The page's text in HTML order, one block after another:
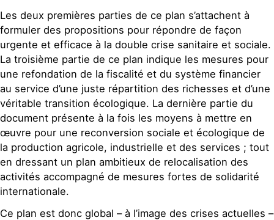
Les deux premières parties de ce plan s’attachent à
formuler des propositions pour répondre de façon
urgente et efficace à la double crise sanitaire et sociale.
La troisième partie de ce plan indique les mesures pour
une refondation de la fiscalité et du système financier
au service d’une juste répartition des richesses et d’une
véritable transition écologique. La dernière partie du
document présente à la fois les moyens à mettre en
œuvre pour une reconversion sociale et écologique de
la production agricole, industrielle et des services ; tout
en dressant un plan ambitieux de relocalisation des
activités accompagné de mesures fortes de solidarité
internationale.
Ce plan est donc global – à l’image des crises actuelles –